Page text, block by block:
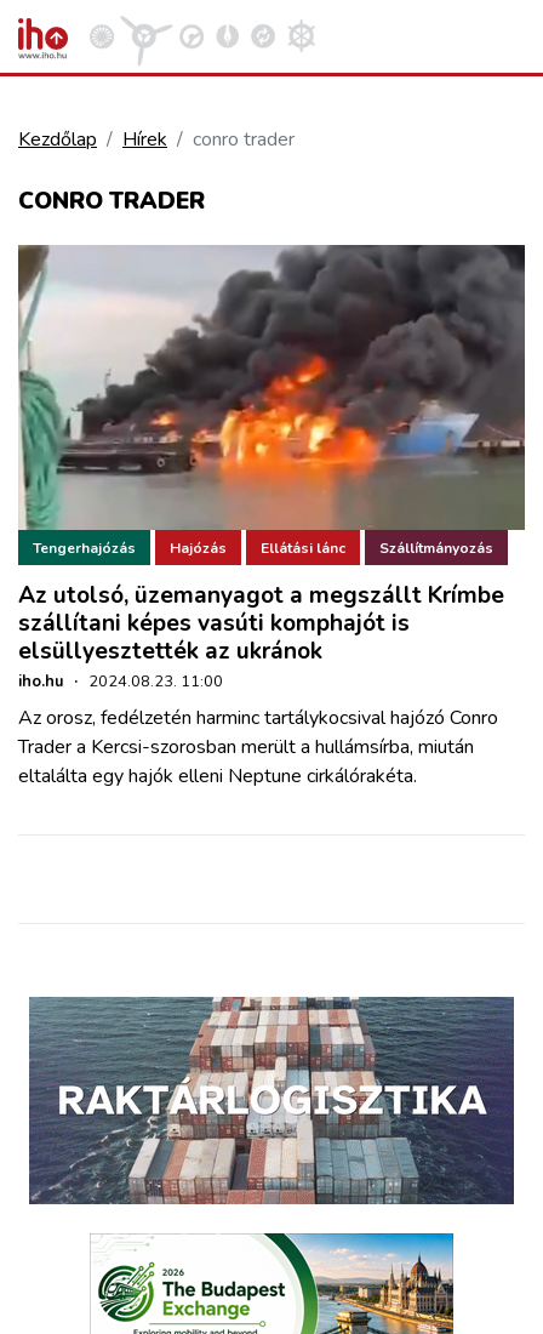
KÖZÚT
REPÜLÉS
KÖZLEKEDÉSFEJLESZTÉS
ELLÁTÁSI LÁNC
ZÖLDÚT
HAJÓZÁS
BLOG
ARCHÍVUM
Kezdőlap Hírek conro trader
CONRO TRADER
Tengerhajózás Hajózás Ellátási lánc Szállítmányozás
Az utolsó, üzemanyagot a megszállt Krímbe
szállítani képes vasúti komphajót is
elsüllyesztették az ukránok
iho.hu · 2024.08.23. 11:00
Az orosz, fedélzetén harminc tartálykocsival hajózó Conro
Trader a Kercsi-szorosban merült a hullámsírba, miután
eltalálta egy hajók elleni Neptune cirkálórakéta.